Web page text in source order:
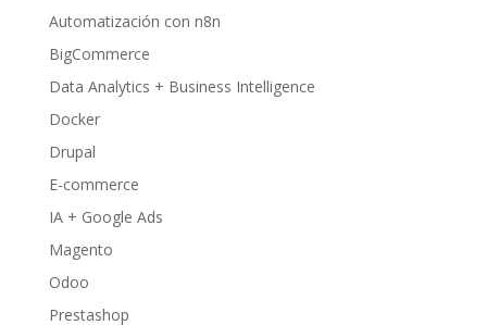
Automatización con n8n
BigCommerce
Data Analytics + Business Intelligence
Docker
Drupal
E-commerce
IA + Google Ads
Magento
Odoo
Prestashop